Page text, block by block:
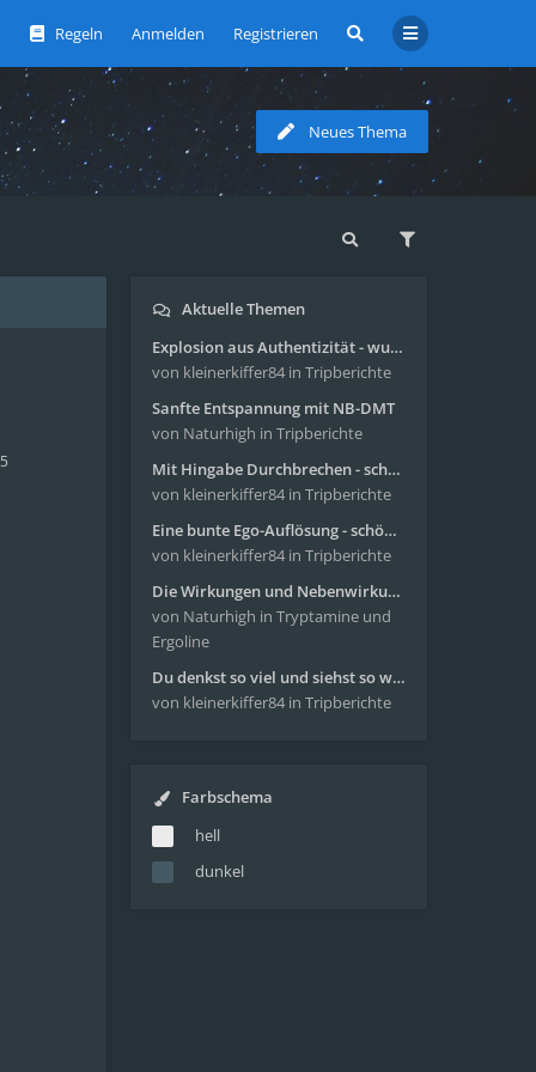
Regeln Anmelden Registrieren
Neues Thema
Aktuelle Themen
Explosion aus Authentizität - wunderbare Reise mit 4g Pilze
von kleinerkiffer84 in Tripberichte
Sanfte Entspannung mit NB-DMT
von Naturhigh in Tripberichte
Mit Hingabe Durchbrechen - schöne Reise mit 4g Pilze
von kleinerkiffer84 in Tripberichte
Eine bunte Ego-Auflösung - schöne Reise mit 4-AcO-DMT
von kleinerkiffer84 in Tripberichte
Die Wirkungen und Nebenwirkungen von LSD
von Naturhigh in Tryptamine und
Ergoline
Du denkst so viel und siehst so wenig - wunderbare Reise mit 4g Pilze
von kleinerkiffer84 in Tripberichte
Farbschema
hell
dunkel